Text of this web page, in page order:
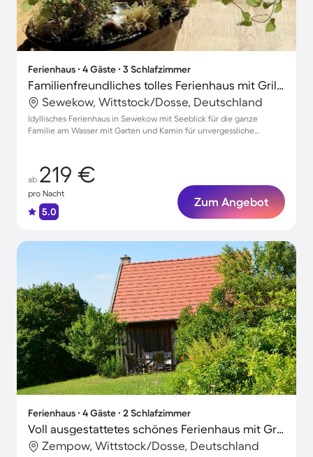
Ferienhaus ∙ 4 Gäste ∙ 3 Schlafzimmer
Familienfreundliches tolles Ferienhaus mit Grill, Garten und Terrasse | Seeblick
Sewekow, Wittstock/Dosse, Deutschland
Idyllisches Ferienhaus in Sewekow mit Seeblick für die ganze
Familie am Wasser mit Garten und Kamin für unvergessliche
ab 219 €
pro Nacht
5.0
Zum Angebot
Ferienhaus ∙ 4 Gäste ∙ 2 Schlafzimmer
Voll ausgestattetes schönes Ferienhaus mit Grill, Sauna und Garten | Naturblick | Haustierfreundlich
Zempow, Wittstock/Dosse, Deutschland